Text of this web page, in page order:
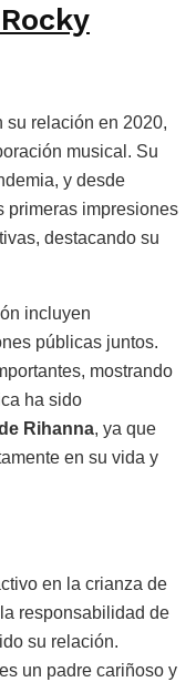
su relación en 2020,
musical. Su
y desde
primeras impresiones
destacando su
incluyen
públicas juntos.
mostrando
ha sido
Rihanna, ya que
en su vida y
en la crianza de
responsabilidad de
su relación.
un padre cariñoso y